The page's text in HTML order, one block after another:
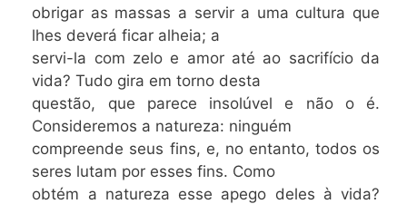
obrigar as massas a servir a uma cultura que
lhes deverá ficar alheia; a
servi-la com zelo e amor até ao sacrifício da
vida? Tudo gira em torno desta
questão, que parece insolúvel e não o é.
Consideremos a natureza: ninguém
compreende seus fins, e, no entanto, todos os
seres lutam por esses fins. Como
obtém a natureza esse apego deles à vida?